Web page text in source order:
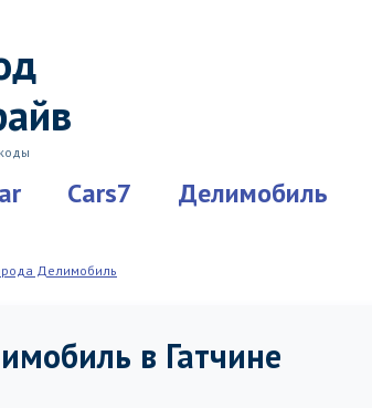
Cars7 Делимобиль
Делимобиль
в Гатчине